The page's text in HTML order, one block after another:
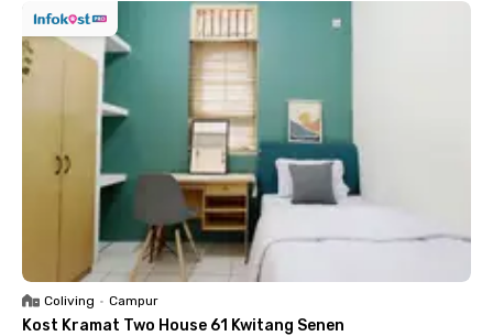
Coliving • Campur
Kost Kramat Two House 61 Kwitang Senen